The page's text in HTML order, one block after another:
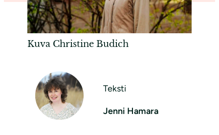
Kuva Christine Budich
Teksti
Jenni Hamara